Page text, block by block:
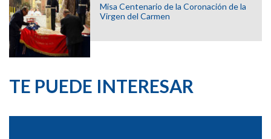
Misa Centenario de la Coronación de la
Virgen del Carmen
TE PUEDE INTERESAR